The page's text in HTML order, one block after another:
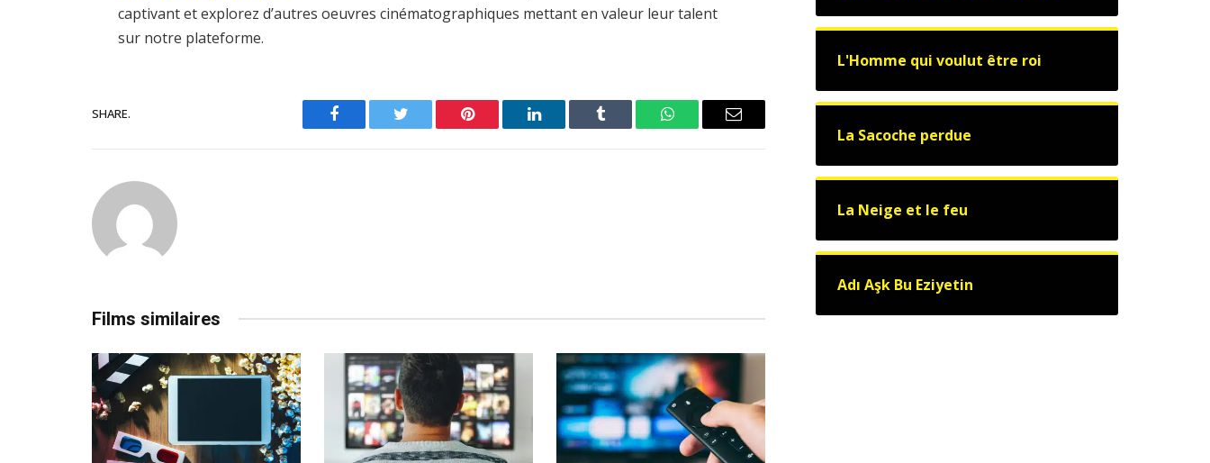
captivant et explorez d’autres oeuvres cinématographiques mettant en valeur leur talent
sur notre plateforme.
SHARE.
Facebook Twitter Pinterest LinkedIn Tumblr WhatsAppEmail
Films similaires
L'Homme qui voulut être roi
La Sacoche perdue
La Neige et le feu
Adı Aşk Bu Eziyetin